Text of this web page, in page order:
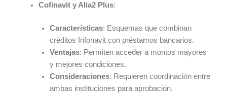
Cofinavit y Alia2 Plus:
Características: Esquemas que combinan
créditos Infonavit con préstamos bancarios.
Ventajas: Permiten acceder a montos mayores
y mejores condiciones.
Consideraciones: Requieren coordinación entre
ambas instituciones para aprobación.